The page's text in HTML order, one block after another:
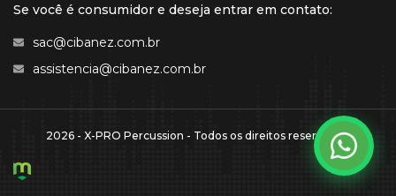
Se você é consumidor e deseja entrar em contato:
sac@cibanez.com.br
assistencia@cibanez.com.br
2026 - X-PRO Percussion - Todos os direitos reservados.